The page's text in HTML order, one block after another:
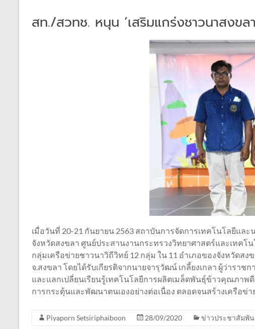
สท./สวทช. หนุน ‘เสริมแกร่งชาวนาสงขล
เมื่อวันที่ 20-21 กันยายน 2563 สถาบันการจัดการเทคโนโลยีแ
จังหวัดสงขลา ศูนย์ประสานงานกระทรวงวิทยาศาสตร์และเทค
กลุ่มเครือข่ายชาวนาวิถีวิทย์ 12 กลุ่ม ใน 11 อำเภอของจังหวัดสง
จ.สงขลา โดยได้รับเกียรติจากนายจารุวัฒน์ เกลี้ยงเกลา ผู้ว่าราช
และแลกเปลี่ยนเรียนรู้เทคโนโลยีการผลิตเมล็ดพันธุ์ข้าวคุณภาพ
การกระตุ้นและพัฒนาตนเองอย่างต่อเนื่อง ตลอดจนสร้างเครือ
Piyaporn Setsiriphaiboon 28/09/2020 ข่าวประชาสัมพั